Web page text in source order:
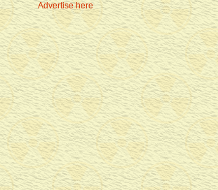
Advertise here